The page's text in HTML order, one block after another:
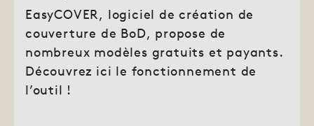
EasyCOVER, logiciel de création de
couverture de BoD, propose de
nombreux modèles gratuits et payants.
Découvrez ici le fonctionnement de
l’outil !